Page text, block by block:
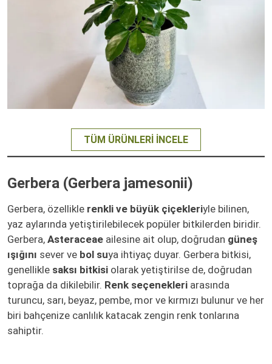
TÜM ÜRÜNLERI İNCELE
Gerbera (Gerbera jamesonii)
Gerbera, özellikle renkli ve büyük çiçekleriyle bilinen,
yaz aylarında yetiştirilebilecek popüler bitkilerden biridir.
Gerbera, Asteraceae ailesine ait olup, doğrudan güneş
ışığını sever ve bol suya ihtiyaç duyar. Gerbera bitkisi,
genellikle saksı bitkisi olarak yetiştirilse de, doğrudan
toprağa da dikilebilir. Renk seçenekleri arasında
turuncu, sarı, beyaz, pembe, mor ve kırmızı bulunur ve her
biri bahçenize canlılık katacak zengin renk tonlarına
sahiptir.